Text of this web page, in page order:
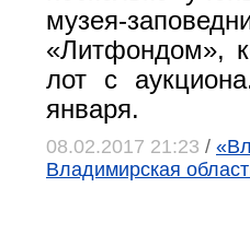
музея-
«Литфондом»,
лот с
января.
08.02.2017 21:23 /
Владимирская